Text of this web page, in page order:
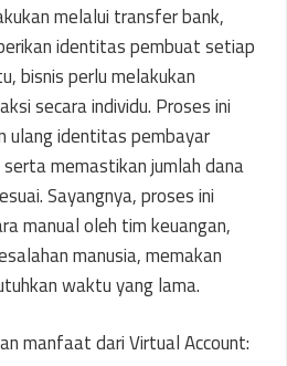
melalui transfer bank,
identitas pembuat setiap
bisnis perlu melakukan
secara individu. Proses ini
ulang identitas pembayar
memastikan jumlah dana
Sayangnya, proses ini
manual oleh tim keuangan,
manusia, memakan
waktu yang lama.
manfaat dari Virtual Account: